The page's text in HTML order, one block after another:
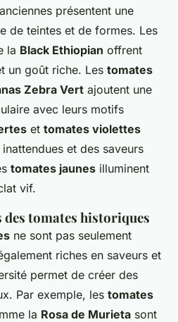
anciennes présentent une
de teintes et de formes. Les
la Black Ethiopian offrent
un goût riche. Les tomates
Zebra Vert ajoutent une
avec leurs motifs
et tomates violettes
et des saveurs
tomates jaunes illuminent
vif.
tomates historiques
ne sont pas seulement
riches en saveurs et
permet de créer des
Par exemple, les tomates
la Rosa de Murieta sont